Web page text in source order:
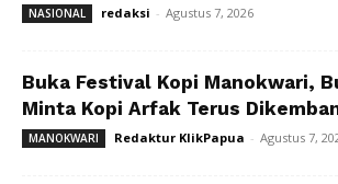
NASIONAL redaksi - Agustus 7, 2026
Buka Festival Kopi Manokwari,
Minta Kopi Arfak Terus
MANOKWARI Redaktur KlikPapua - Agustus 7,